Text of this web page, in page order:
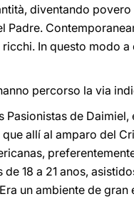
diventando
In questo modo
percorso la via
de Daimiel,
allí al amparo del
18 a 21 anos,
un ambiente de